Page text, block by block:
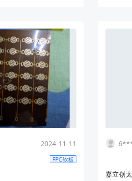
2024-11-11
FPC软板
嘉立创